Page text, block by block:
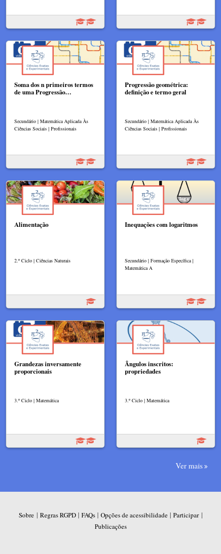
Soma dos n primeiros termos
de uma Progressão…
Secundário | Matemática Aplicada Às
Ciências Sociais | Profissionais
Progressão geométrica:
definição e termo geral
Secundário | Matemática Aplicada Às
Ciências Sociais | Profissionais
Alimentação
2.º Ciclo | Ciências Naturais
Inequações com logaritmos
Secundário | Formação Específica |
Matemática A
Grandezas inversamente
proporcionais
3.º Ciclo | Matemática
Ângulos inscritos:
propriedades
3.º Ciclo | Matemática
Ver mais
Sobre | Regras RGPD| FAQs| Opções de acessibilidade| Participar|
Publicações